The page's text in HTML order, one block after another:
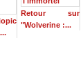
Retour sur
"Wolverine :...